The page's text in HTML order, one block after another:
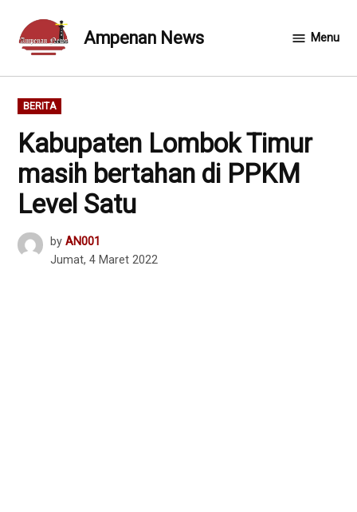
content
Ampenan News Menu
POSTED
IN
BERITA
Kabupaten Lombok Timur
masih bertahan di PPKM
Level Satu
by AN001
Jumat, 4 Maret 2022